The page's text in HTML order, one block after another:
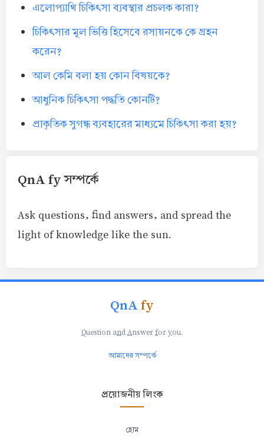
এলোপ্যাথি চিকিৎসা ব্যবস্থার প্রচলক কারা?
চিকিৎসার মূল ভিত্তি হিসেবে রসায়নকে কে গ্রহন
করেন?
আল কেমি বলা হয় কোন বিষয়কে?
আধুনিক চিকিৎসা পদ্ধতি কোনটি?
প্রাকৃতিক সুগন্ধ ব্যবহারের মাধ্যমে চিকিৎসা করা হয়?
QnA fy সম্পর্কে
Ask questions, find answers, and spread the
light of knowledge like the sun.
QnAfy
Question andAnswer foryou.
আমাদের সম্পর্কে
প্রয়োজনীয় লিংক
হোম